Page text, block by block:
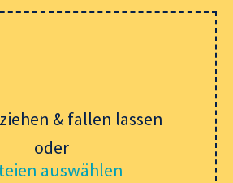
& fallen lassen
oder
auswählen